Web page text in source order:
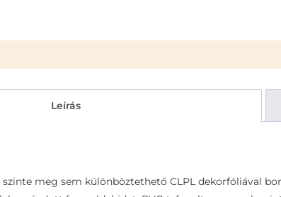
Leírás
meg sem különböztethető CLPL dekorfóliával